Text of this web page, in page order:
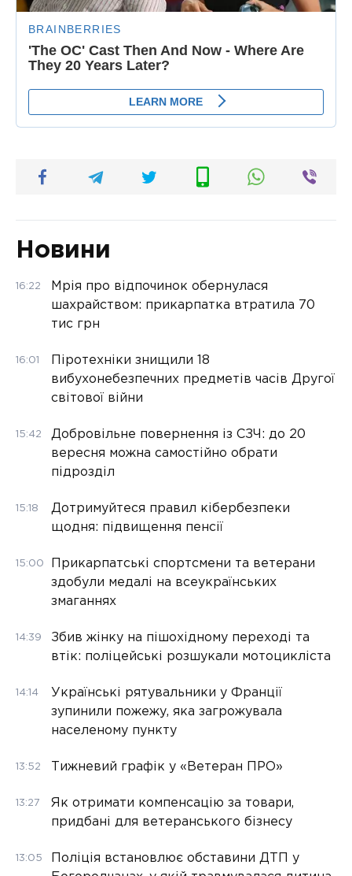
Новини
16:22
Мрія про відпочинок обернулася
шахрайством: прикарпатка втратила 70
тис грн
16:01
Піротехніки знищили 18
вибухонебезпечних предметів часів Другої
світової війни
15:42
Добровільне повернення із СЗЧ: до 20
вересня можна самостійно обрати
підрозділ
15:18
Дотримуйтеся правил кібербезпеки
щодня: підвищення пенсії
15:00
Прикарпатські спортсмени та ветерани
здобули медалі на всеукраїнських
змаганнях
14:39
Збив жінку на пішохідному переході та
втік: поліцейські розшукали мотоцикліста
14:14
Українські рятувальники у Франції
зупинили пожежу, яка загрожувала
населеному пункту
13:52 Тижневий графік у «Ветеран ПРО»
13:27
Як отримати компенсацію за товари,
придбані для ветеранського бізнесу
13:05
Поліція встановлює обставини ДТП у